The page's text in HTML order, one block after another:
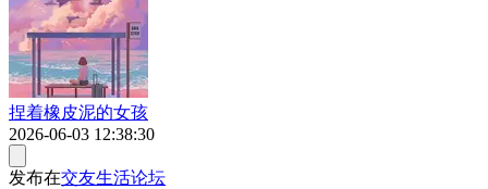
捏着橡皮泥的女孩
2026-06-03 12:38:30
发布在交友生活论坛